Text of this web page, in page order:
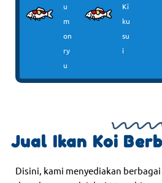
u
m
on
ry
u
Ki
ku
su
i
Jual Ikan Koi
Disini, kami menyediakan